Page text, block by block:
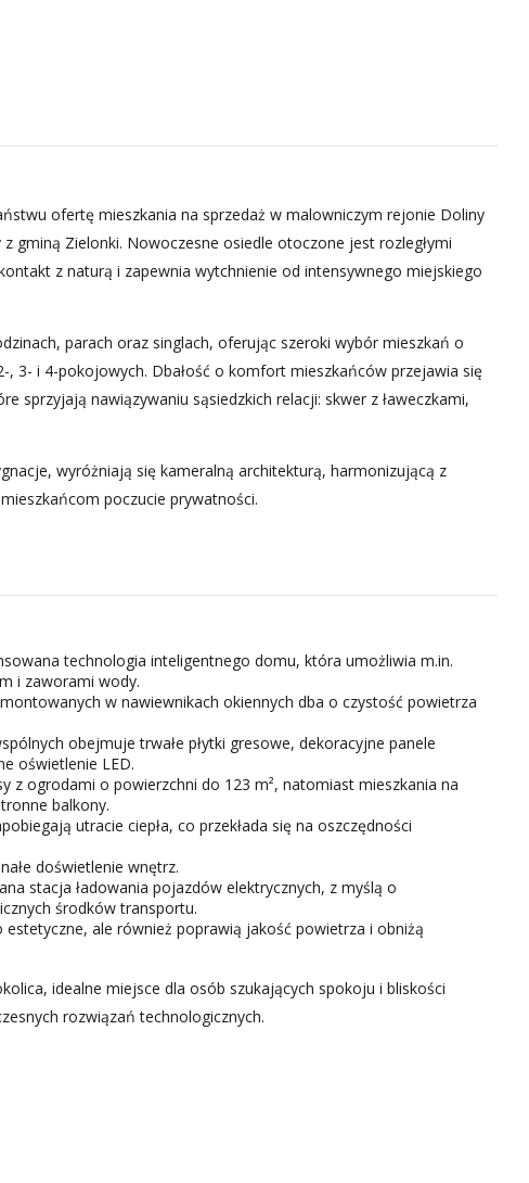
ofertę mieszkania na sprzedaż w malowniczym rejonie Doliny
gminą Zielonki. Nowoczesne osiedle otoczone jest rozległymi
z naturą i zapewnia wytchnienie od intensywnego miejskiego
parach oraz singlach, oferując szeroki wybór mieszkań o
, 3- i 4-pokojowych. Dbałość o komfort mieszkańców przejawia się
sprzyjają nawiązywaniu sąsiedzkich relacji: skwer z ławeczkami,
wyróżniają się kameralną architekturą, harmonizującą z
poczucie prywatności.
technologia inteligentnego domu, która umożliwia m.in.
i zaworami wody.
w nawiewnikach okiennych dba o czystość powietrza
obejmuje trwałe płytki gresowe, dekoracyjne panele
oświetlenie LED.
z ogrodami o powierzchni do 123 m², natomiast mieszkania na
balkony.
utracie ciepła, co przekłada się na oszczędności
doświetlenie wnętrz.
stacja ładowania pojazdów elektrycznych, z myślą o
środków transportu.
ale również poprawią jakość powietrza i obniżą
idealne miejsce dla osób szukających spokoju i bliskości
rozwiązań technologicznych.